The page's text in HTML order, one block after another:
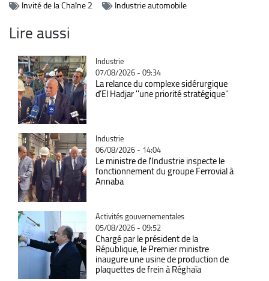
Invité de la Chaîne 2
Industrie automobile
Lire aussi
Catégorie
Industrie
07/08/2026 - 09:34
La relance du complexe sidérurgique
d’El Hadjar ''une priorité stratégique''
Catégorie
Industrie
06/08/2026 - 14:04
Le ministre de l'Industrie inspecte le
fonctionnement du groupe Ferrovial à
Annaba
Catégorie
Activités gouvernementales
05/08/2026 - 09:52
Chargé par le président de la
République, le Premier ministre
inaugure une usine de production de
plaquettes de frein à Réghaïa